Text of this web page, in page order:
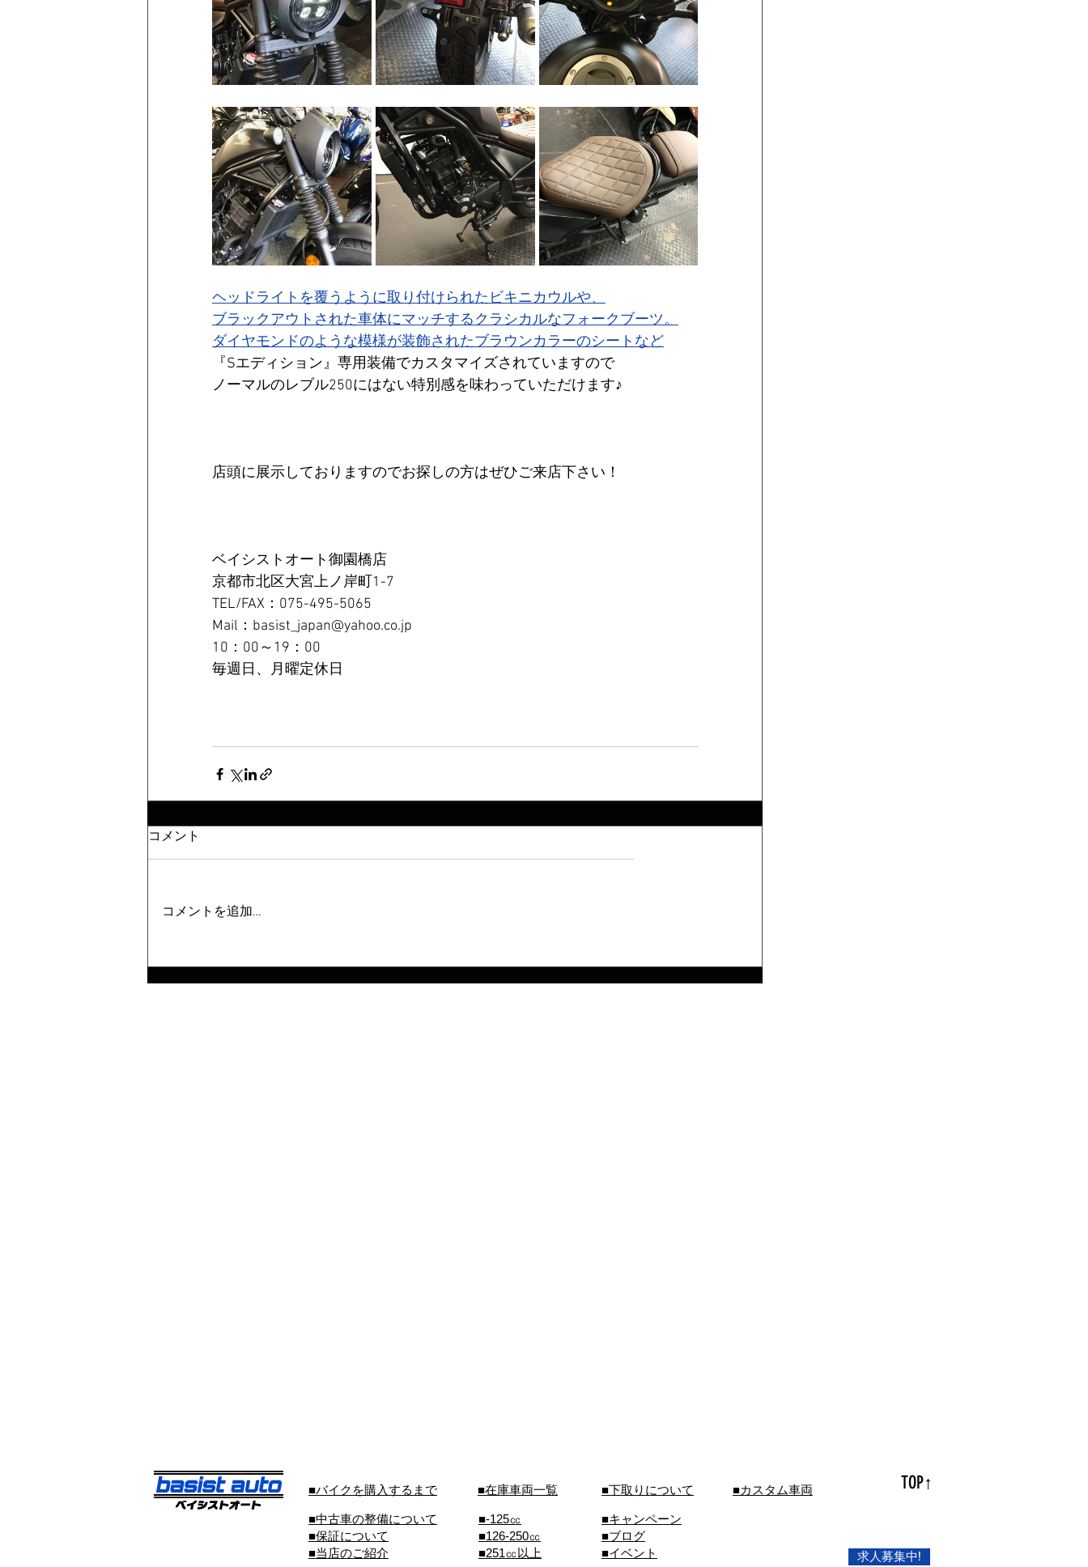
ヘッドライトを覆うように取り付けられたビキニカウルや、
ブラックアウトされた車体にマッチするクラシカルなフォークブーツ。
ダイヤモンドのような模様が装飾されたブラウンカラーのシートなど
『Sエディション』専用装備でカスタマイズされていますので
ノーマルのレブル250にはない特別感を味わっていただけます♪
店頭に展示しておりますのでお探しの方はぜひご来店下さい！
ベイシストオート御園橋店
京都市北区大宮上ノ岸町1-7
TEL/FAX：075-495-5065
Mail：basist_japan@yahoo.co.jp
10：00～19：00
毎週日、月曜定休日
コメント
コメントを追加…
■バイクを購入するまで ■在庫車両一覧 ■下取りについて
■中古車の整備について
■保証について
■当店のご紹介
■-125㏄
■126-250㏄
■251㏄以上
■キャンペーン
■ブログ
■イベント
■カスタム車両 TOP↑
求人募集中!